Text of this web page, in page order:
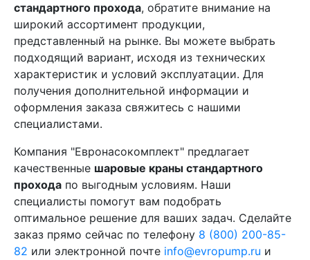
стандартного прохода, обратите внимание на
широкий ассортимент продукции,
представленный на рынке. Вы можете выбрать
подходящий вариант, исходя из технических
характеристик и условий эксплуатации. Для
получения дополнительной информации и
оформления заказа свяжитесь с нашими
специалистами.
Компания "Евронасокомплект" предлагает
качественные шаровые краны стандартного
прохода по выгодным условиям. Наши
специалисты помогут вам подобрать
оптимальное решение для ваших задач. Сделайте
заказ прямо сейчас по телефону 8 (800) 200-85-
82 или электронной почте info@evropump.ru и